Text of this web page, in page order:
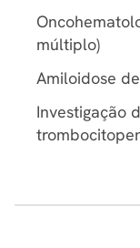
múltiplo)
Amiloidose
Investigação